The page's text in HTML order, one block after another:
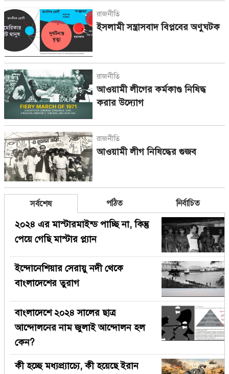
রাজনীতি
ইসলামী সন্ত্রাসবাদ বিপ্লবের অণুঘটক
রাজনীতি
আওয়ামী লীগের কর্মকাণ্ড নিষিদ্ধ
করার উদ্যোগ
রাজনীতি
আওয়ামী লীগ নিষিদ্ধের গুজব
সর্বশেষ পঠিত নির্বাচিত
২০২৪ এর মাস্টারমাইন্ড পাচ্ছি না, কিন্তু
পেয়ে গেছি মাস্টার প্ল্যান
ইন্দোনেশিয়ার সেরায়ু নদী থেকে
বাংলাদেশের তুরাগ
বাংলাদেশে ২০২৪ সালের ছাত্র
আন্দোলনের নাম জুলাই আন্দোলন হল
কেন?
কী হচ্ছে মধ্যপ্র্যাচ্যে, কী হয়েছে ইরান